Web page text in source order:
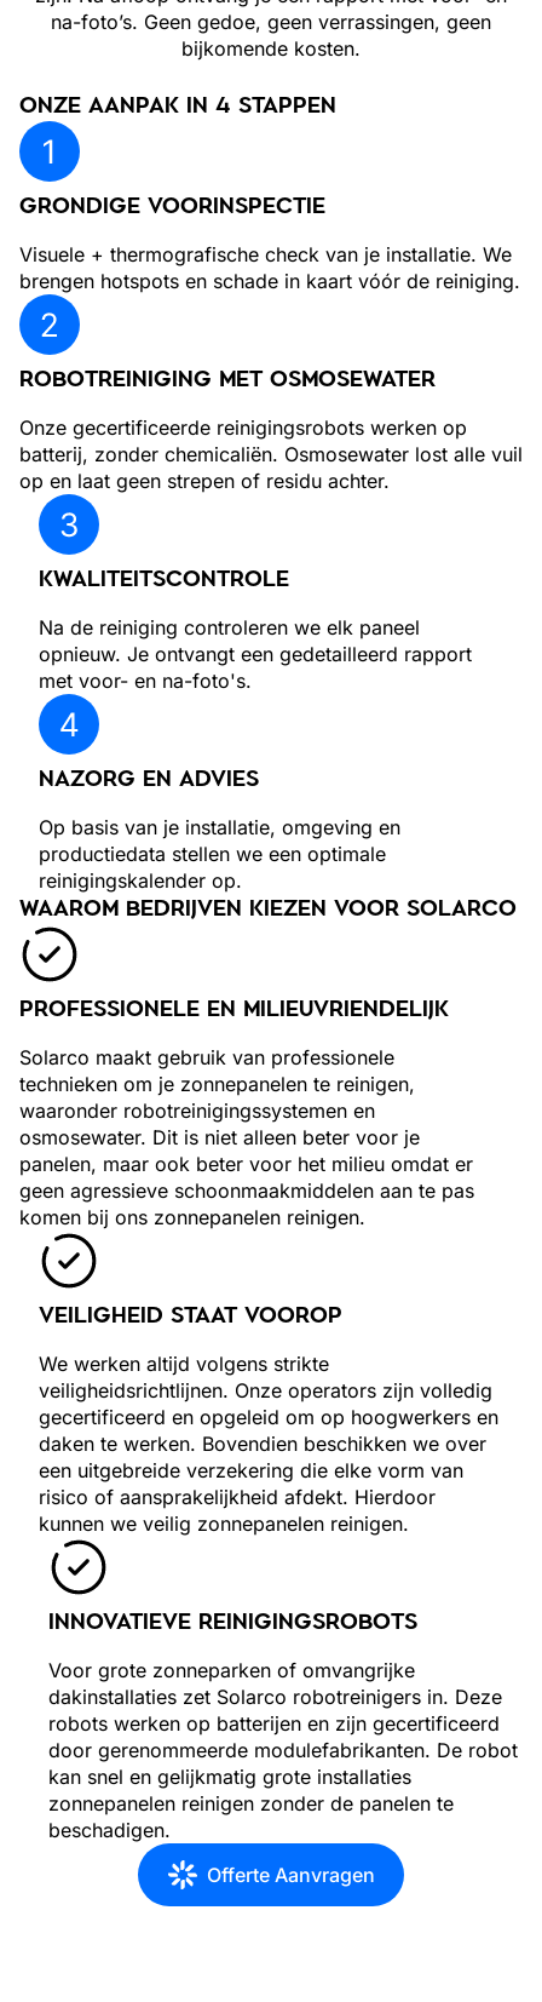
na-foto’s. Geen gedoe, geen verrassingen, geen
bijkomende kosten.
ONZE AANPAK IN 4 STAPPEN
GRONDIGE VOORINSPECTIE
Visuele + thermografische check van je installatie. We
brengen hotspots en schade in kaart vóór de reiniging.
ROBOTREINIGING MET OSMOSEWATER
Onze gecertificeerde reinigingsrobots werken op
batterij, zonder chemicaliën. Osmosewater lost alle vuil
op en laat geen strepen of residu achter.
KWALITEITSCONTROLE
Na de reiniging controleren we elk paneel
opnieuw. Je ontvangt een gedetailleerd rapport
met voor- en na-foto's.
NAZORG EN ADVIES
Op basis van je installatie, omgeving en
productiedata stellen we een optimale
reinigingskalender op.
WAAROM BEDRIJVEN KIEZEN VOOR SOLARCO
PROFESSIONELE EN MILIEUVRIENDELIJK
Solarco maakt gebruik van professionele
technieken om je zonnepanelen te reinigen,
waaronder robotreinigingssystemen en
osmosewater. Dit is niet alleen beter voor je
panelen, maar ook beter voor het milieu omdat er
geen agressieve schoonmaakmiddelen aan te pas
komen bij ons zonnepanelen reinigen.
VEILIGHEID STAAT VOOROP
We werken altijd volgens strikte
veiligheidsrichtlijnen. Onze operators zijn volledig
gecertificeerd en opgeleid om op hoogwerkers en
daken te werken. Bovendien beschikken we over
een uitgebreide verzekering die elke vorm van
risico of aansprakelijkheid afdekt. Hierdoor
kunnen we veilig zonnepanelen reinigen.
INNOVATIEVE REINIGINGSROBOTS
Voor grote zonneparken of omvangrijke
dakinstallaties zet Solarco robotreinigers in. Deze
robots werken op batterijen en zijn gecertificeerd
door gerenommeerde modulefabrikanten. De robot
kan snel en gelijkmatig grote installaties
zonnepanelen reinigen zonder de panelen te
beschadigen.
Offerte Aanvragen